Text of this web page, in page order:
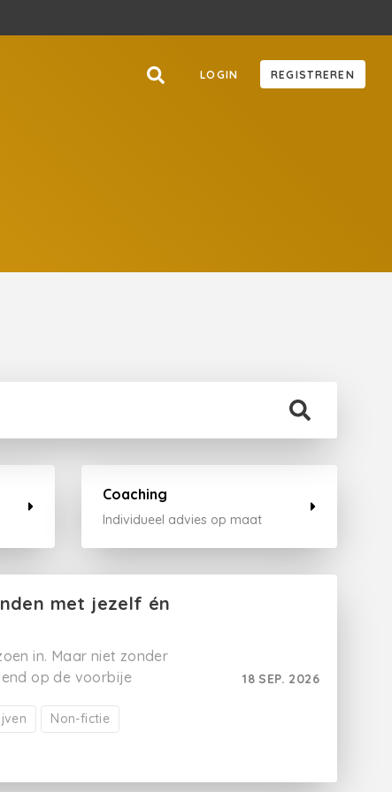
LOGIN REGISTREREN
Coaching
Individueel advies op maat
met jezelf én
in. Maar niet zonder
op de voorbije
van tijd weleens dreigt
Tijdens zo’n
komen op adem. Er is
en al schrijvend te
Non-fictie
18 SEP. 2026